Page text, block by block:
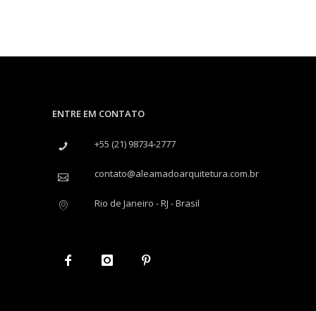
ENTRE EM CONTATO
+55 (21) 98734-2777
contato@aleamadoarquitetura.com.br
Rio de Janeiro - RJ - Brasil